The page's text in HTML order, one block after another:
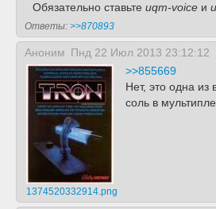
Обязательно ставьте uqm-voice и
Ответы: >>870893
Аноним Пнд 22 Июл 2013 23:12:12
1374520332914.png
>>855669
Нет, это одна из
соль в